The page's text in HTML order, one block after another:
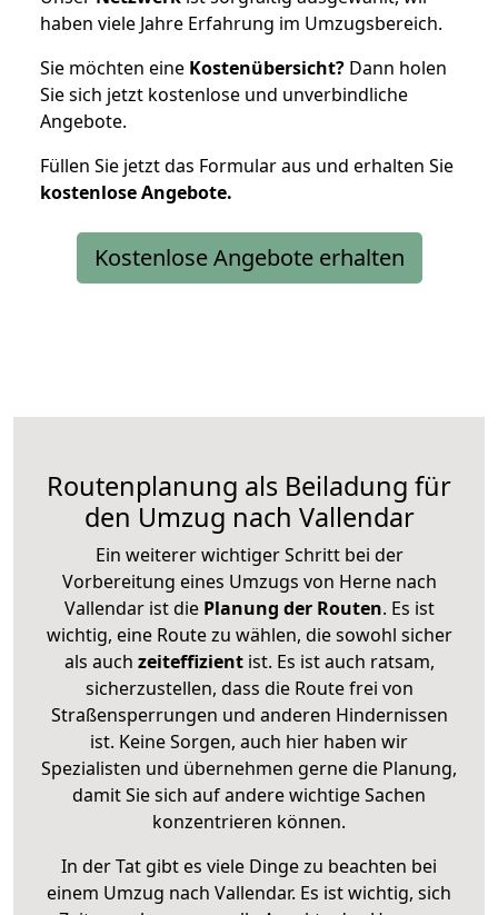
haben viele Jahre Erfahrung im Umzugsbereich.
Sie möchten eine Kostenübersicht? Dann holen
Sie sich jetzt kostenlose und unverbindliche
Angebote.
Füllen Sie jetzt das Formular aus und erhalten Sie
kostenloseAngebote.
Kostenlose Angebote erhalten
Routenplanung als Beiladung für
den Umzug nach Vallendar
Ein weiterer wichtiger Schritt bei der
Vorbereitung eines Umzugs von Herne nach
Vallendar ist diePlanung der Routen. Es ist
wichtig, eine Route zu wählen, die sowohl sicher
als auch zeiteffizientist. Es ist auch ratsam,
sicherzustellen, dass die Route frei von
Straßensperrungen und anderen Hindernissen
ist. Keine Sorgen, auch hier haben wir
Spezialisten und übernehmen gerne die Planung,
damit Sie sich auf andere wichtige Sachen
konzentrieren können.
In der Tat gibt es viele Dinge zu beachten bei
einem Umzug nach Vallendar. Es ist wichtig, sich